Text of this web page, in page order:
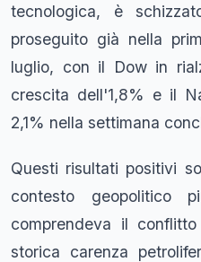
tecnologica, è
proseguito già nella
luglio, con il Dow in
crescita dell'1,8% e il
2,1% nella settimana
Questi risultati positivi
contesto geopolitico
comprendeva il
storica carenza